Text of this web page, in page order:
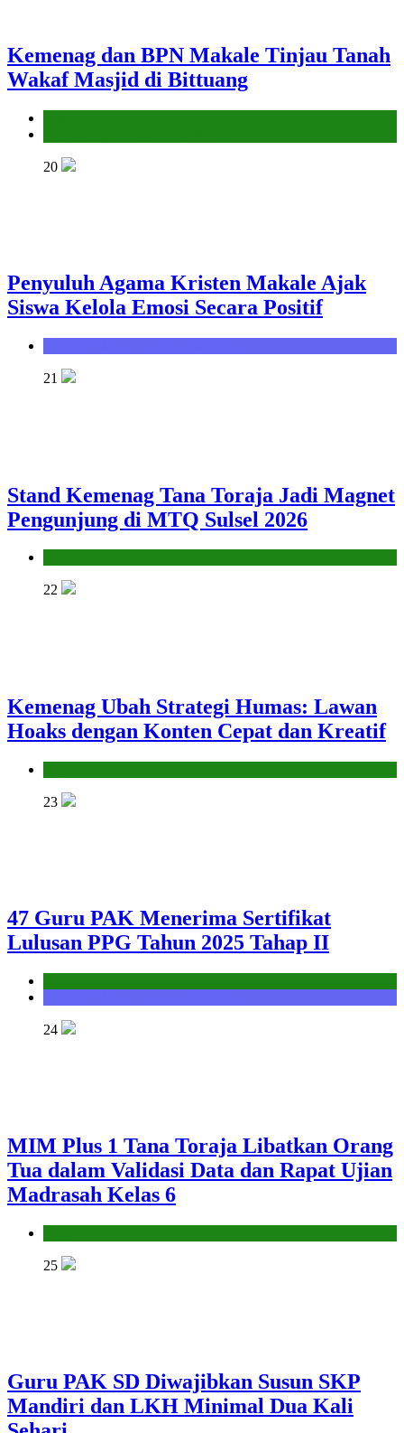
Kemenag dan BPN Makale Tinjau Tanah
Wakaf Masjid di Bittuang
20
Penyuluh Agama Kristen Makale Ajak
Siswa Kelola Emosi Secara Positif
21
Stand Kemenag Tana Toraja Jadi Magnet
Pengunjung di MTQ Sulsel 2026
22
Kemenag Ubah Strategi Humas: Lawan
Hoaks dengan Konten Cepat dan Kreatif
23
47 Guru PAK Menerima Sertifikat
Lulusan PPG Tahun 2025 Tahap II
24
MIM Plus 1 Tana Toraja Libatkan Orang
Tua dalam Validasi Data dan Rapat Ujian
Madrasah Kelas 6
25
Guru PAK SD Diwajibkan Susun SKP
Mandiri dan LKH Minimal Dua Kali